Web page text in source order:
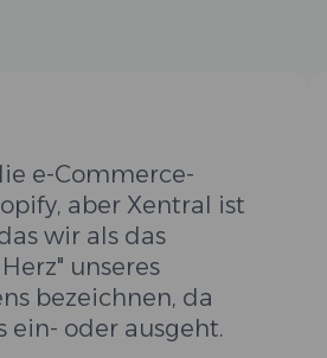
e-Commerce-
aber Xentral ist
wir als das
unseres
bezeichnen, da
ein- oder ausgeht.